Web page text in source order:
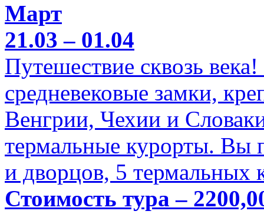
Март
21.03 – 01.04
Путешествие сквозь
средневековые замки,
Венгрии, Чехии и
термальные курорты. Вы
и дворцов, 5 термальных
Стоимость тура –